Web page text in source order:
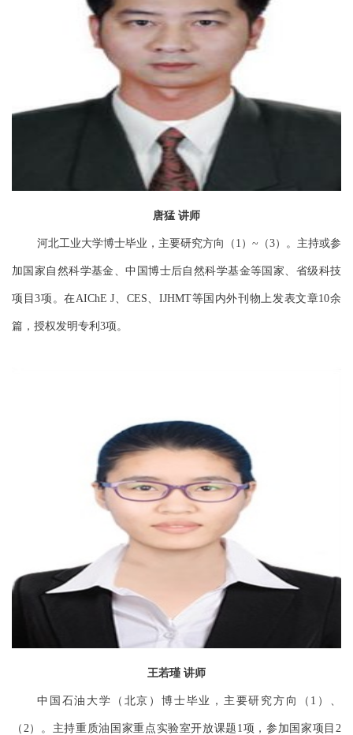
唐猛 讲师
河北工业大学博士毕业，主要研究方向（ 1 ） ~ （3）。主持或参
加国家自然科学基金、中国博士后自然科学基金等国家、省级科技
项目3项。在AIChE J CES IJHMT等国内外刊物上发表文章10余
篇，授权发明专利 3项。
王若瑾 讲师
中国石油大学（北京）博士毕业，主要研究方向（ 1 ）、
（ 2）。主持重质油国家重点实验室开放课题 1项，参加国家项目 2